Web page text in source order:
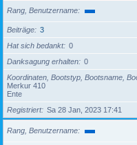
Rang, Benutzername
Beiträge
3
Hat sich bedankt
0
Danksagung erhalten
0
Koordinaten, Bootstyp, Bootsname,
Merkur 410
Ente
Registriert
Sa 28 Jan, 2023 17:41
Rang, Benutzername